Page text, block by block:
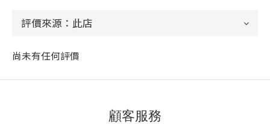
尚未有任何評價
顧客服務